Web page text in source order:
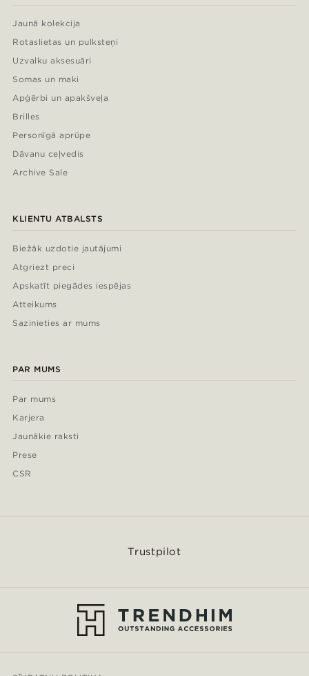
Jaunā kolekcija
Rotaslietas un pulksteņi
Uzvalku aksesuāri
Somas un maki
Apģērbi un apakšveļa
Brilles
Personīgā aprūpe
Dāvanu ceļvedis
Archive Sale
KLIENTU ATBALSTS
Biežāk uzdotie jautājumi
Atgriezt preci
Apskatīt piegādes iespējas
Atteikums
Sazinieties ar mums
PAR MUMS
Par mums
Karjera
Jaunākie raksti
Prese
CSR
Trustpilot